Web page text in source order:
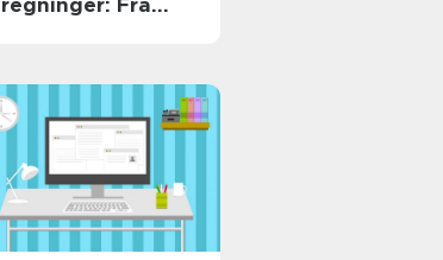
regninger: Fra
balance